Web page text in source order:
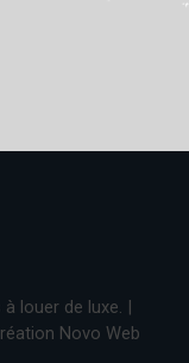
louer de luxe. |
Novo Web